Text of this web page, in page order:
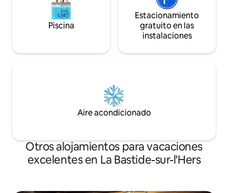
Piscina
Estacionamiento
gratuito en las
instalaciones
Aire acondicionado
Otros alojamientos para vacaciones
excelentes en La Bastide-sur-l'Hers